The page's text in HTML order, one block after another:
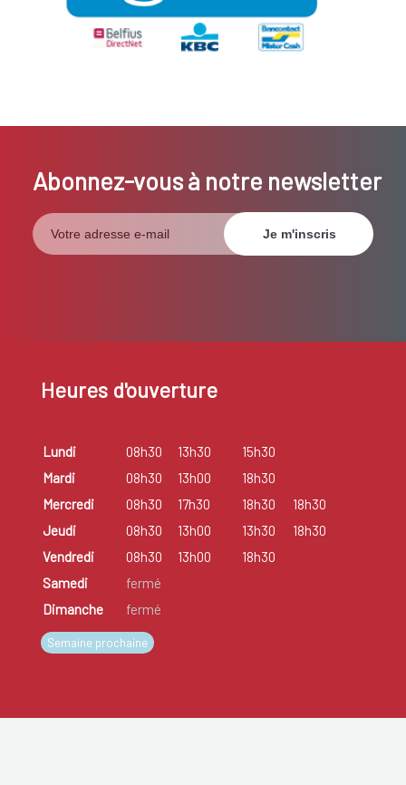
Abonnez-vous à notre newsletter
Heures d'ouverture
Lundi 08h30 13h30
15h30
Mardi
08h30 13h00
18h30
Mercredi
08h30 17h30 18h30
18h30
Jeudi
08h30 13h00 13h30
18h30
Vendredi
08h30 13h00
18h30
Samedi
fermé
Dimanche
fermé
Semaine prochaine